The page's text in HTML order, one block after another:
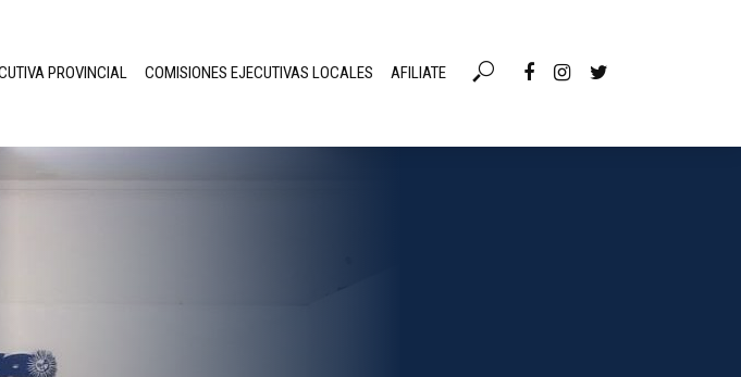
PROVINCIAL COMISIONES EJECUTIVAS LOCALES AFILIATE